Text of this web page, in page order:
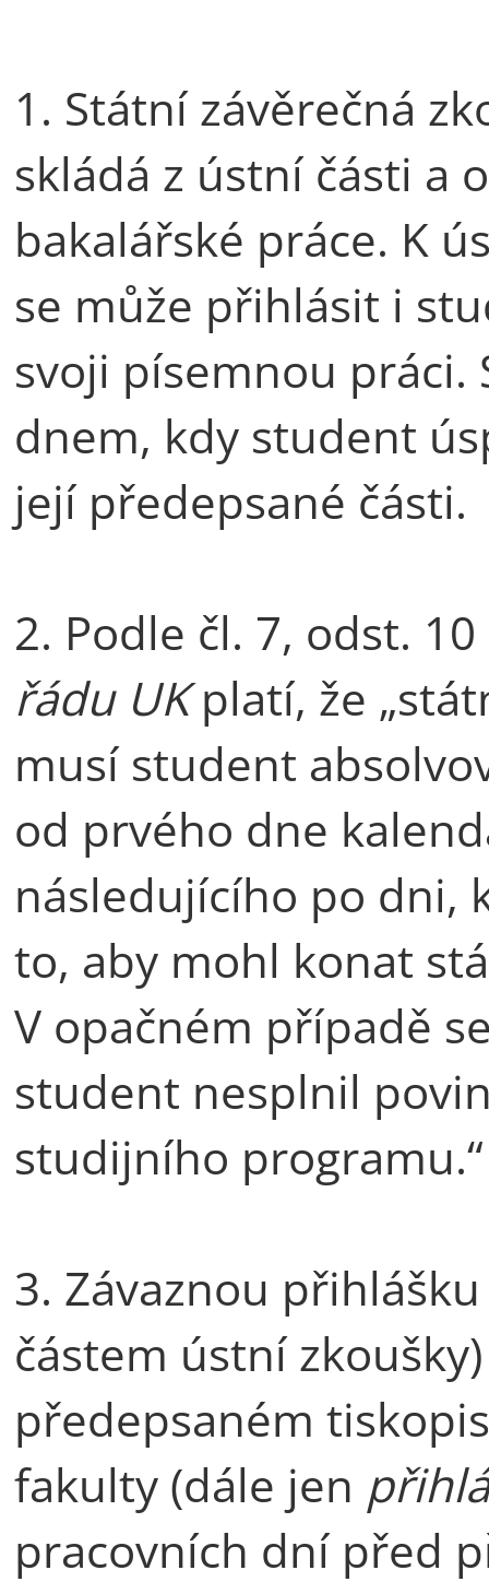
1. Státní závěrečná
skládá z ústní části a
bakalářské práce. K
se může přihlásit i
svoji písemnou práci.
dnem, kdy student
její předepsané části.
2. Podle čl. 7, odst. 10
řádu UKplatí, že
musí student
od prvého dne
následujícího po dni,
to, aby mohl konat
V opačném případě
student nesplnil
studijního programu.“
3. Závaznou
částem ústní
předepsaném
fakulty (dále jen
pracovních dní před